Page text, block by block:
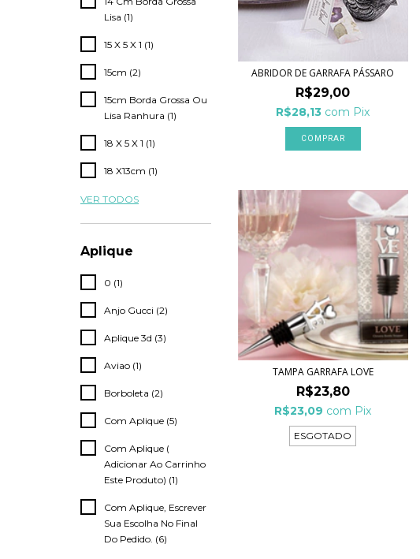
Lisa (1)
15 X 5 X 1 (1)
15cm (2)
15cm Borda Grossa Ou
Lisa Ranhura (1)
18 X 5 X 1 (1)
18 X13cm (1)
VER TODOS
Aplique
0 (1)
Anjo Gucci (2)
Aplique 3d (3)
Aviao (1)
Borboleta (2)
Com Aplique (5)
Com Aplique (
Adicionar Ao Carrinho
Este Produto) (1)
Com Aplique, Escrever
Sua Escolha No Final
Do Pedido. (6)
ABRIDOR DE GARRAFA PÁSSARO
R$29,00
R$28,13 com Pix
TAMPA GARRAFA LOVE
R$23,80
R$23,09 com Pix
ESGOTADO